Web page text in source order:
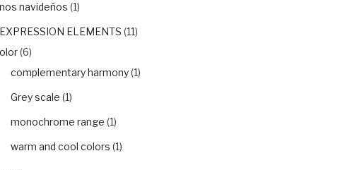
navideños (1)
ELEMENTS (11)
(6)
complementary harmony(1)
Grey scale (1)
monochrome range (1)
warm and cool colors (1)